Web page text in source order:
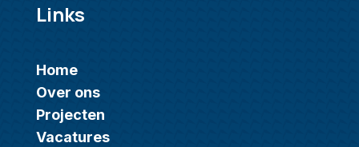
Links
Home
Over ons
Projecten
Vacatures